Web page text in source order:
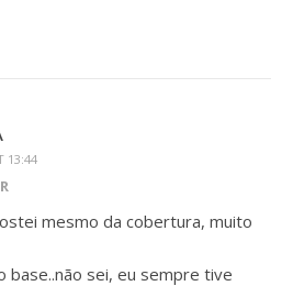
13:44
mesmo da cobertura, muito
base..não sei, eu sempre tive